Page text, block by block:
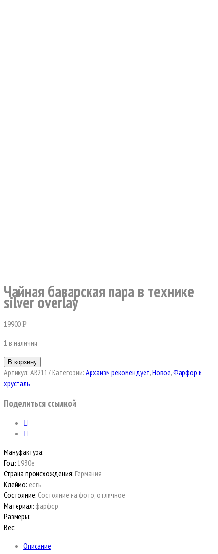
Чайная баварская пара в технике
silver overlay
19900Р
1 в наличии
В корзину
Артикул: AR2117 Категории: Архаизм рекомендует,Новое,Фарфор и
хрусталь
Поделиться ссылкой
Мануфактура:
Год: 1930е
Страна происхождения: Германия
Клеймо: есть
Состояние: Состояние на фото, отличное
Материал: фарфор
Размеры:
Вес:
Описание